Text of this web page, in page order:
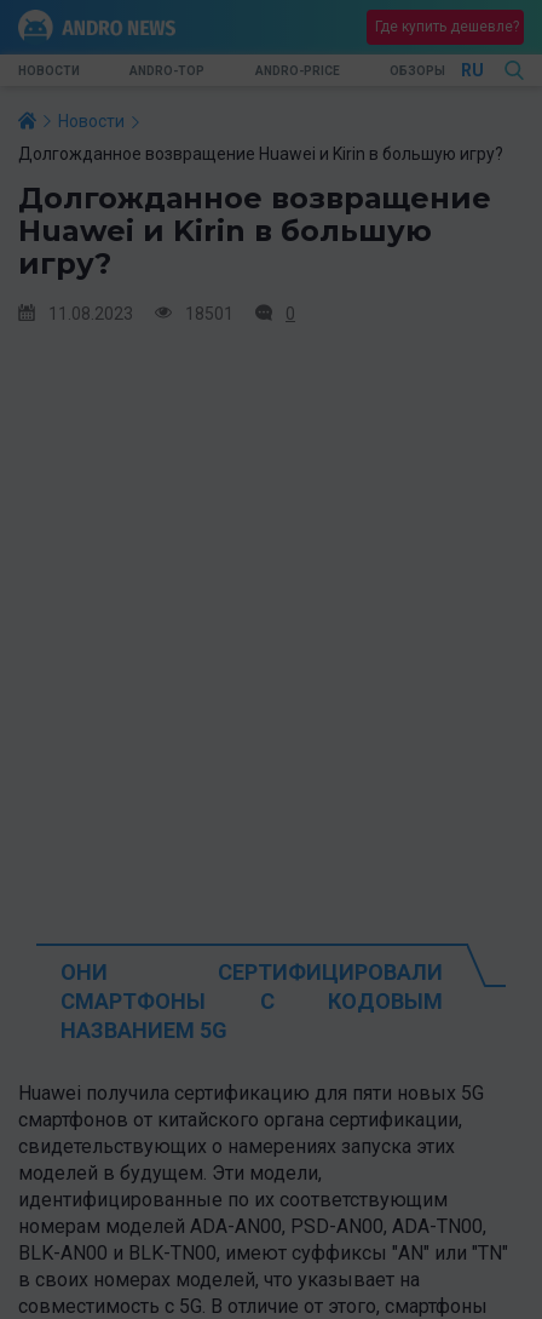
Где купить дешевле?
НОВОСТИ ANDRO-TOP ANDRO-PRICE ОБЗОРЫ RU
Новости
Долгожданное возвращение Huawei и Kirin в большую игру?
Долгожданное возвращение
Huawei и Kirin в большую
игру?
11.08.2023 18501 0
ОНИ СЕРТИФИЦИРОВАЛИ
СМАРТФОНЫ С КОДОВЫМ
НАЗВАНИЕМ 5G
Huawei получила сертификацию для пяти новых 5G
смартфонов от китайского органа сертификации,
свидетельствующих о намерениях запуска этих
моделей в будущем. Эти модели,
идентифицированные по их соответствующим
номерам моделей ADA-AN00, PSD-AN00, ADA-TN00,
BLK-AN00 и BLK-TN00, имеют суффиксы "AN" или "TN"
в своих номерах моделей, что указывает на
совместимость с 5G. В отличие от этого, смартфоны